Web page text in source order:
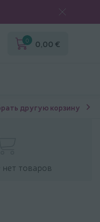
0 0,00 €
другую корзину
товаров